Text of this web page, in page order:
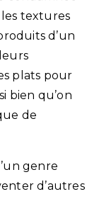
textures
d’un
plats pour
bien qu’on
de
genre
d’autres